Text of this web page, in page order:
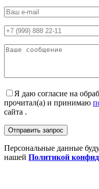
Я даю согласие на
прочитал(а) и принимаю
сайта .
Персональные данные
нашей Политикой